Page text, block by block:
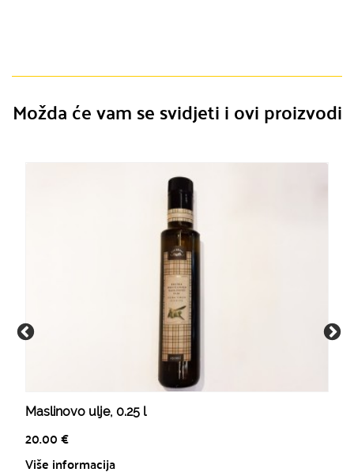
Možda će vam se svidjeti i ovi proizvodi
Maslinovo ulje, 0.25 l
20.00€
Više informacija